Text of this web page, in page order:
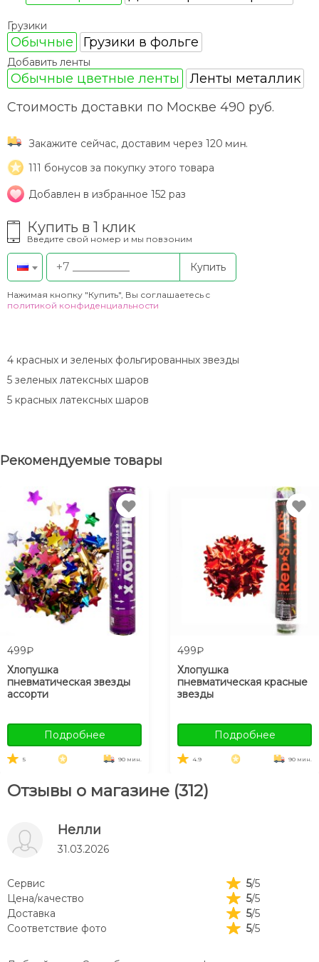
Грузики
Обычные Грузики в фольге
Добавить ленты
Обычные цветные ленты
Ленты металлик
Стоимость доставки по Москве 490 руб.
Закажите сейчас, доставим через 120
.
111 бонусов за покупку этого товара
Добавлен в избранное 152 раз
Купить в 1 клик
Введите свой номер и мы повзоним
Купить
Нажимая кнопку "Купить", Вы соглашаетесь c
политикой конфиденциальности
4 красных и зеленых фольгированных звезды
5 зеленых латексных шаров
5 красных латексных шаров
Рекомендуемые товары
499₽
Хлопушка
пневматическая звезды
ассорти
Подробнее
5 90 мин.
499₽
Хлопушка
пневматическая красные
звезды
Подробнее
4.9 90 мин.
Отзывы о магазине (312)
Нелли
31.03.2026
Сервис 5/5
Цена/качество
5/5
Доставка
5/5
Соответствие фото
5/5